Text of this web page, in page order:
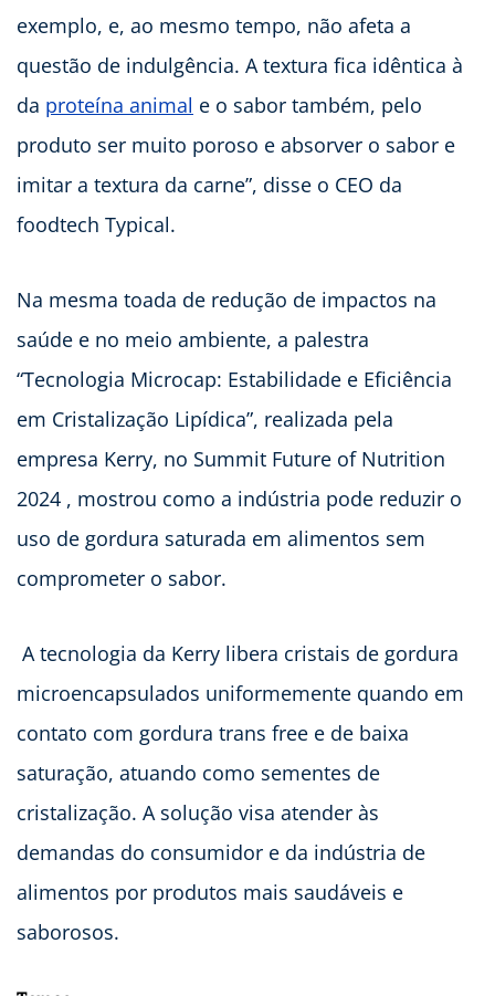
exemplo, e, ao mesmo tempo, não afeta a
questão de indulgência. A textura fica idêntica à
da proteína animal e o sabor também, pelo
produto ser muito poroso e absorver o sabor e
imitar a textura da carne”, disse o CEO da
foodtech Typical.
Na mesma toada de redução de impactos na
saúde e no meio ambiente, a palestra
“Tecnologia Microcap: Estabilidade e Eficiência
em Cristalização Lipídica”, realizada pela
empresa Kerry, no Summit Future of Nutrition
2024 , mostrou como a indústria pode reduzir o
uso de gordura saturada em alimentos sem
comprometer o sabor.
A tecnologia da Kerry libera cristais de gordura
microencapsulados uniformemente quando em
contato com gordura trans free e de baixa
saturação, atuando como sementes de
cristalização. A solução visa atender às
demandas do consumidor e da indústria de
alimentos por produtos mais saudáveis e
saborosos.